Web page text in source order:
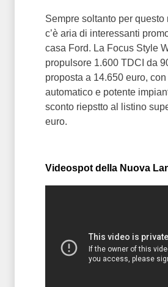
Sempre soltanto per questo
c’è aria di interessanti
casa Ford. La Focus Style
propulsore 1.600 TDCI da
proposta a 14.650 euro,
automatico e potente
sconto riepstto al listino
euro.
Videospot della Nuova